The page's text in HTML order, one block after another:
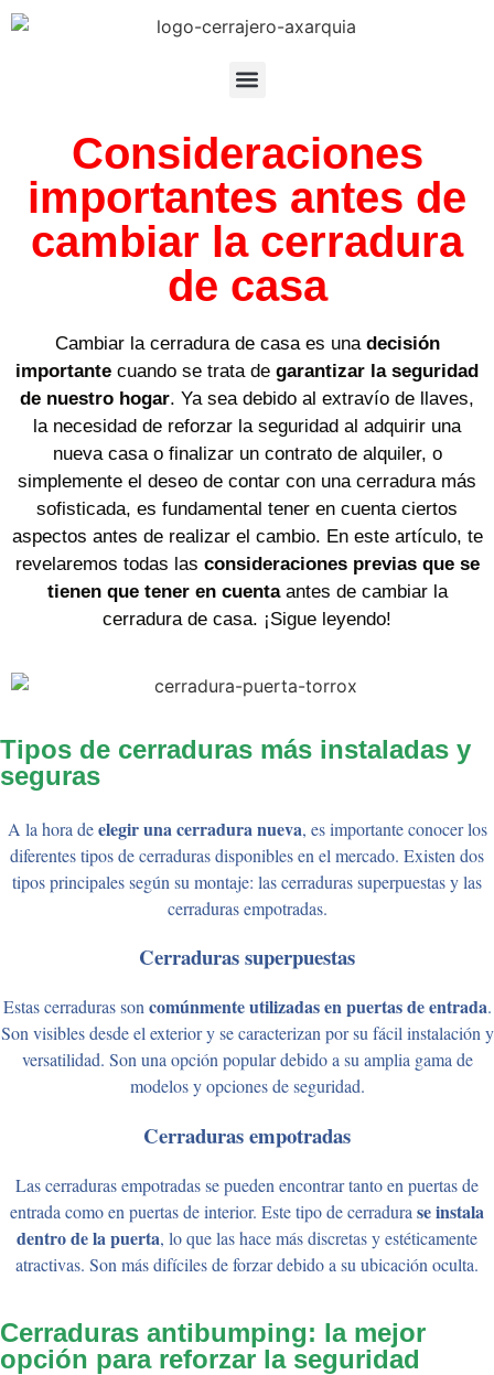
Consideraciones
importantes antes de
cambiar la cerradura
de casa
Cambiar la cerradura de casa es una decisión
importante cuando se trata de garantizar la seguridad
de nuestro hogar. Ya sea debido al extravío de llaves,
la necesidad de reforzar la seguridad al adquirir una
nueva casa o finalizar un contrato de alquiler, o
simplemente el deseo de contar con una cerradura más
sofisticada, es fundamental tener en cuenta ciertos
aspectos antes de realizar el cambio. En este artículo, te
revelaremos todas las consideraciones previas que se
tienen que tener en cuentaantes de cambiar la
cerradura de casa. ¡Sigue leyendo!
Tipos de cerraduras más instaladas y
seguras
A la hora deelegir una cerradura nueva, es importante conocer los
diferentes tipos de cerraduras disponibles en el mercado. Existen dos
tipos principales según su montaje: las cerraduras superpuestas y las
cerraduras empotradas.
Cerraduras superpuestas
Estas cerraduras son comúnmente utilizadas en puertas de entrada.
Son visibles desde el exterior y se caracterizan por su fácil instalación y
versatilidad. Son una opción popular debido a su amplia gama de
modelos y opciones de seguridad.
Cerraduras empotradas
Las cerraduras empotradas se pueden encontrar tanto en puertas de
entrada como en puertas de interior. Este tipo de cerradura se instala
dentro de la puerta, lo que las hace más discretas y estéticamente
atractivas. Son más difíciles de forzar debido a su ubicación oculta.
Cerraduras antibumping: la mejor
opción para reforzar la seguridad